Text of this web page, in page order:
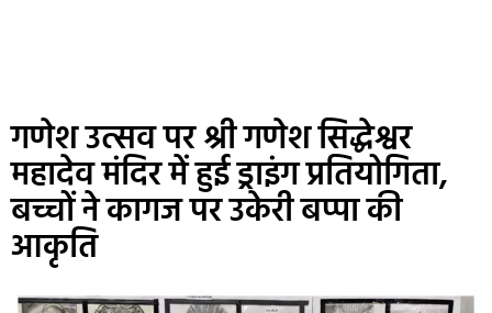
गणेश उत्सव पर श्री गणेश सिद्धेश्वर
महादेव मंदिर में हुई ड्राइंग प्रतियोगिता,
बच्चों ने कागज पर उकेरी बप्पा की
आकृति